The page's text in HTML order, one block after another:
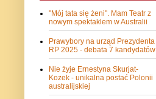
"Mój tata się żeni". Mam Teatr z
nowym spektaklem w Australii
Prawybory na urząd Prezydenta
RP 2025 - debata 7 kandydatów
Nie żyje Ernestyna Skurjat-
Kozek - unikalna postać Polonii
australijskiej